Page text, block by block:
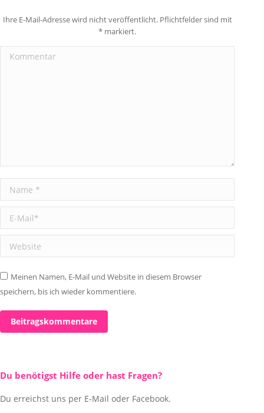
Ihre E-Mail-Adresse wird nicht veröffentlicht. Pflichtfelder sind mit
* markiert.
Kommentar
Name *
E-Mail *
Website
Meinen Namen, E-Mail und Website in diesem Browser
speichern, bis ich wieder kommentiere.
Beitragskommentare
Du benötigst Hilfe oder hast Fragen?
Du erreichst uns per E-Mail oder Facebook.